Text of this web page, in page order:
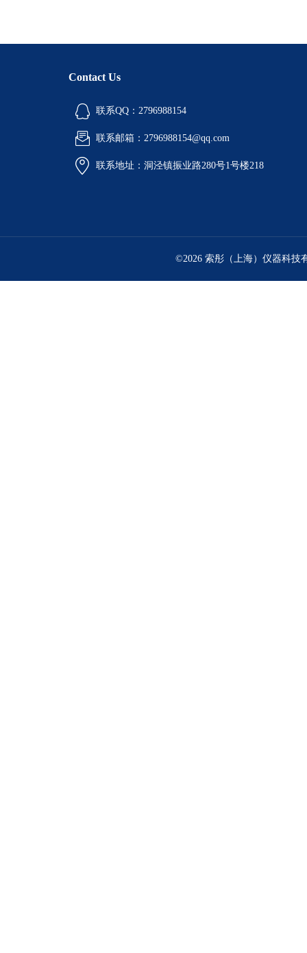
Contact Us
联系QQ：2796988154
联系邮箱：2796988154@qq.com
联系地址：洞泾镇振业路280号1号楼218
©2026 索彤（上海）仪器科技